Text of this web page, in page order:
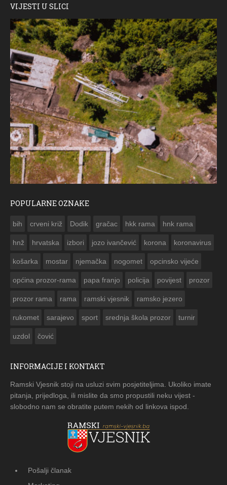
VIJESTI U SLICI
POPULARNE OZNAKE
bih crveni križ Dodik gračac hkk rama hnk rama
hnž hrvatska izbori jozo ivančević korona koronavirus
košarka mostar njemačka nogomet opcinsko vijeće
općina prozor-rama papa franjo policija povijest prozor
prozor rama rama ramski vjesnik ramsko jezero
rukomet sarajevo sport srednja škola prozor turnir
uzdol čović
INFORMACIJE I KONTAKT
Ramski Vjesnik stoji na usluzi svim posjetiteljima. Ukoliko imate
pitanja, prijedloga, ili mislite da smo propustili neku vijest -
slobodno nam se obratite putem nekih od linkova ispod.
Pošalji članak